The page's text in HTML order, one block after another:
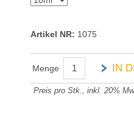
Artikel NR: 1075
Menge IN
Preis pro Stk., inkl. 20%